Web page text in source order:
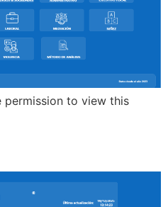
permission to view this